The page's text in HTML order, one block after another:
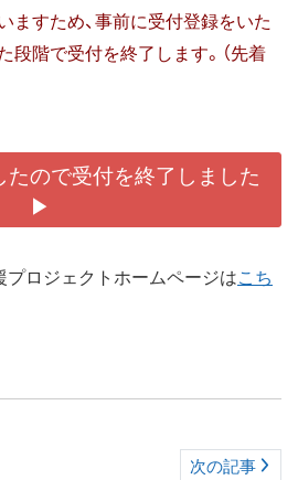
ますため、事前に受付登録をいた
段階で受付を終了します。（先着
ので受付を終了しました
▶
ロジェクトホームページはこち
次の記事